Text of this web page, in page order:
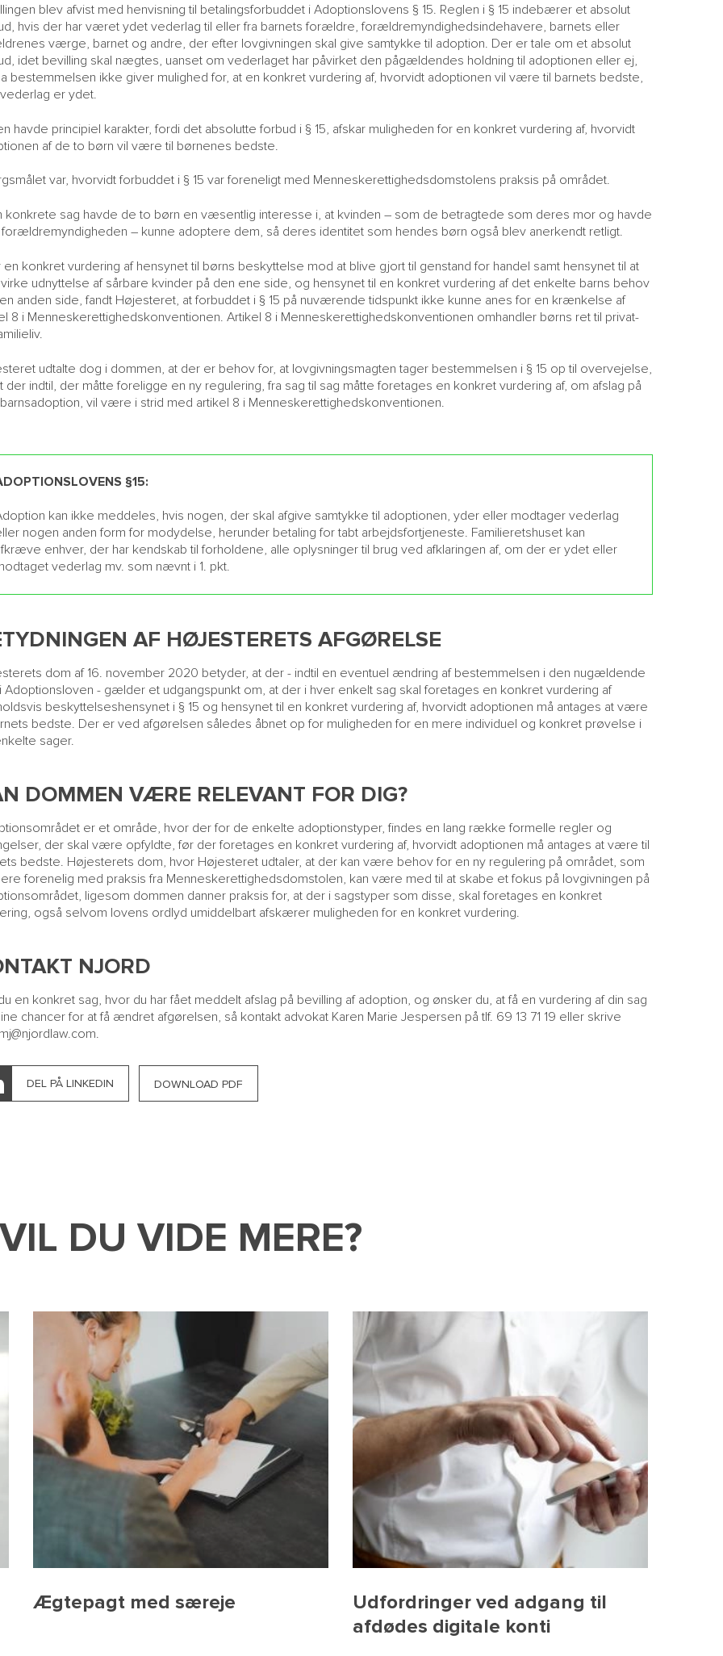
blev afvist med henvisning til betalingsforbuddet i Adoptionslovens § 15. Reglen i § 15 indebærer et absolut
hvis der har været ydet vederlag til eller fra barnets forældre, forældremyndighedsindehavere, barnets eller
værge, barnet og andre, der efter lovgivningen skal give samtykke til adoption. Der er tale om et absolut
idet bevilling skal nægtes, uanset om vederlaget har påvirket den pågældendes holdning til adoptionen eller ej,
bestemmelsen ikke giver mulighed for, at en konkret vurdering af, hvorvidt adoptionen vil være til barnets bedste,
er ydet.
havde principiel karakter, fordi det absolutte forbud i § 15, afskar muligheden for en konkret vurdering af, hvorvidt
af de to børn vil være til børnenes bedste.
var, hvorvidt forbuddet i § 15 var foreneligt med Menneskerettighedsdomstolens praksis på området.
konkrete sag havde de to børn en væsentlig interesse i, at kvinden – som de betragtede som deres mor og havde
– kunne adoptere dem, så deres identitet som hendes børn også blev anerkendt retligt.
en konkret vurdering af hensynet til børns beskyttelse mod at blive gjort til genstand for handel samt hensynet til at
udnyttelse af sårbare kvinder på den ene side, og hensynet til en konkret vurdering af det enkelte barns behov
anden side, fandt Højesteret, at forbuddet i § 15 på nuværende tidspunkt ikke kunne anes for en krænkelse af
8 i Menneskerettighedskonventionen. Artikel 8 i Menneskerettighedskonventionen omhandler børns ret til privat-
udtalte dog i dommen, at der er behov for, at lovgivningsmagten tager bestemmelsen i § 15 op til overvejelse,
der indtil, der måtte foreligge en ny regulering, fra sag til sag måtte foretages en konkret vurdering af, om afslag på
vil være i strid med artikel 8 i Menneskerettighedskonventionen.
§15:
kan ikke meddeles, hvis nogen, der skal afgive samtykke til adoptionen, yder eller modtager vederlag
nogen anden form for modydelse, herunder betaling for tabt arbejdsfortjeneste. Familieretshuset kan
enhver, der har kendskab til forholdene, alle oplysninger til brug ved afklaringen af, om der er ydet eller
vederlag mv. som nævnt i 1. pkt.
AF HØJESTERETS AFGØRELSE
dom af 16. november 2020 betyder, at der - indtil en eventuel ændring af bestemmelsen i den nugældende
i Adoptionsloven - gælder et udgangspunkt om, at der i hver enkelt sag skal foretages en konkret vurdering af
beskyttelseshensynet i § 15 og hensynet til en konkret vurdering af, hvorvidt adoptionen må antages at være
bedste. Der er ved afgørelsen således åbnet op for muligheden for en mere individuel og konkret prøvelse i
sager.
DOMMEN VÆRE RELEVANT FOR DIG?
er et område, hvor der for de enkelte adoptionstyper, findes en lang række formelle regler og
der skal være opfyldte, før der foretages en konkret vurdering af, hvorvidt adoptionen må antages at være til
bedste. Højesterets dom, hvor Højesteret udtaler, at der kan være behov for en ny regulering på området, som
forenelig med praksis fra Menneskerettighedsdomstolen, kan være med til at skabe et fokus på lovgivningen på
ligesom dommen danner praksis for, at der i sagstyper som disse, skal foretages en konkret
også selvom lovens ordlyd umiddelbart afskærer muligheden for en konkret vurdering.
NJORD
en konkret sag, hvor du har fået meddelt afslag på bevilling af adoption, og ønsker du, at få en vurdering af din sag
chancer for at få ændret afgørelsen, så kontakt advokat Karen Marie Jespersen på tlf. 69 13 71 19 eller skrive
.
DEL PÅ LINKEDIN DOWNLOAD PDF
VIL DU VIDE MERE?
Ægtepagt med særeje
Udfordringer ved adgang til
afdødes digitale konti